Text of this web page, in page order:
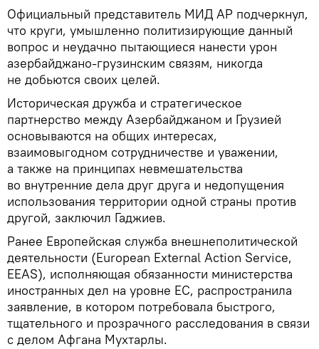
Официальный представитель МИД АР подчеркнул,
что круги, умышленно политизирующие данный
вопрос и неудачно пытающиеся нанести урон
азербайджано-грузинским связям, никогда
не добьются своих целей.
Историческая дружба и стратегическое
партнерство между Азербайджаном и Грузией
основываются на общих интересах,
взаимовыгодном сотрудничестве и уважении,
а также на принципах невмешательства
во внутренние дела друг друга и недопущения
использования территории одной страны против
другой, заключил Гаджиев.
Ранее Европейская служба внешнеполитической
деятельности (European External Action Service,
EEAS), исполняющая обязанности министерства
иностранных дел на уровне ЕС, распространила
заявление, в котором потребовала быстрого,
тщательного и прозрачного расследования в связи
с делом Афгана Мухтарлы.